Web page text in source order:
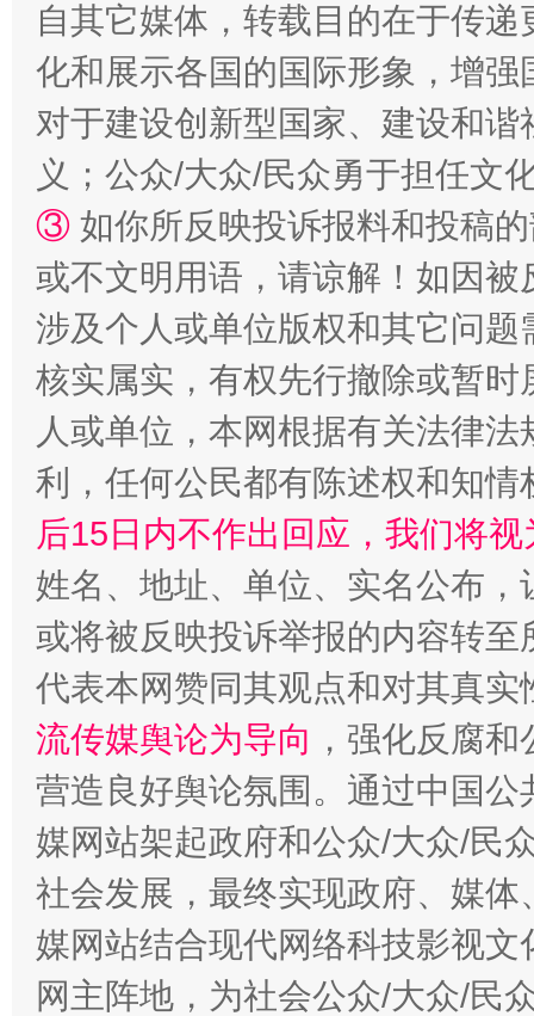
招工难、用工荒背后
网上购药对药下症？
这是一记警钟！ 谢
在谋一域中谋全局
今
自其它媒体，转载目的在于传
化和展示各国的国际形象，增
对于建设创新型国家、建设和
义；公众/大众/民众勇于担任文
③ 如你所反映投诉报料和投稿
或不文明用语，请谅解！如因
涉及个人或单位版权和其它问题
核实属实，有权先行撤除或暂
人或单位，本网根据有关法律
利，任何公民都有陈述权和知情
后15日内不作出回应，我们将
姓名、地址、单位、实名公布
或将被反映投诉举报的内容转
代表本网赞同其观点和对其真实
流传媒舆论为导向 ，强化反腐
营造良好舆论氛围。通过中国
媒网站架起政府和公众/大众/民
社会发展，最终实现政府、媒
媒网站结合现代网络科技影视
网主阵地，为社会公众/大众/民